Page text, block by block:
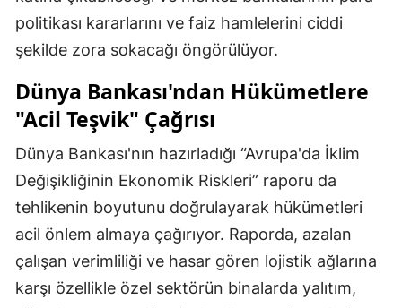
politikası kararlarını ve faiz hamlelerini ciddi
şekilde zora sokacağı öngörülüyor.
Dünya Bankası'ndan Hükümetlere
"Acil Teşvik" Çağrısı
Dünya Bankası'nın hazırladığı “Avrupa'da İklim
Değişikliğinin Ekonomik Riskleri” raporu da
tehlikenin boyutunu doğrulayarak hükümetleri
acil önlem almaya çağırıyor. Raporda, azalan
çalışan verimliliği ve hasar gören lojistik ağlarına
karşı özellikle özel sektörün binalarda yalıtım,